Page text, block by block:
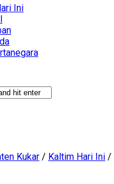
Ini
Kukar / Kaltim Hari Ini /